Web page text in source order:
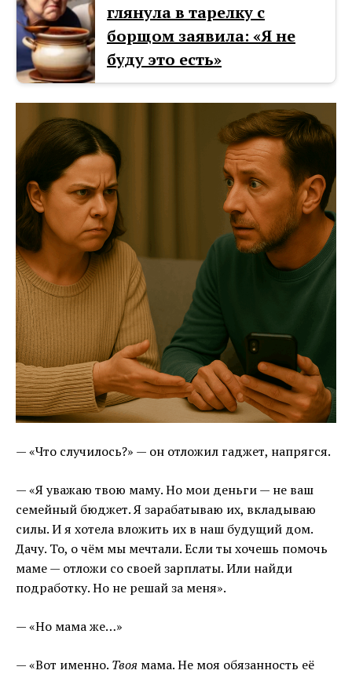
глянула в тарелку с
борщом заявила: «Я не
буду это есть»
— «Что случилось?» — он отложил гаджет, напрягся.
— «Я уважаю твою маму. Но мои деньги — не ваш
семейный бюджет. Я зарабатываю их, вкладываю
силы. И я хотела вложить их в наш будущий дом.
Дачу. То, о чём мы мечтали. Если ты хочешь помочь
маме — отложи со своей зарплаты. Или найди
подработку. Но не решай за меня».
— «Но мама же…»
— «Вот именно. Твоя мама. Не моя обязанность её